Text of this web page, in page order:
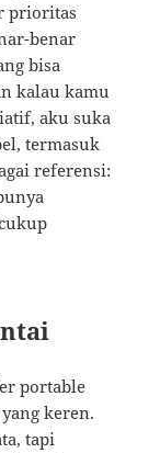
prioritas
benar
bisa
kalau kamu
aku suka
termasuk
referensi:
portable
keren.
tapi